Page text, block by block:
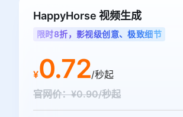
HappyHorse 视频生成
限时8折，影视级创意、极致细节
¥0.72/秒起
官网价：¥0.90/秒起